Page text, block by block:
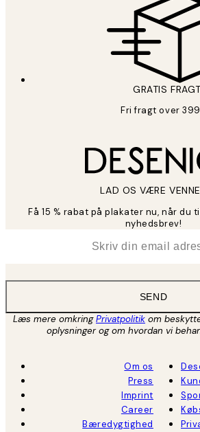
GRATIS FRAGT
Fri fragt over
LAD OS VÆRE
Få 15 % rabat på plakater nu, når du
nyhedsbrev!
SEND
Læs mere omkringPrivatpolitik om
oplysninger og om hvordan vi
Om os
Press
Imprint
Career
Bæredygtighed